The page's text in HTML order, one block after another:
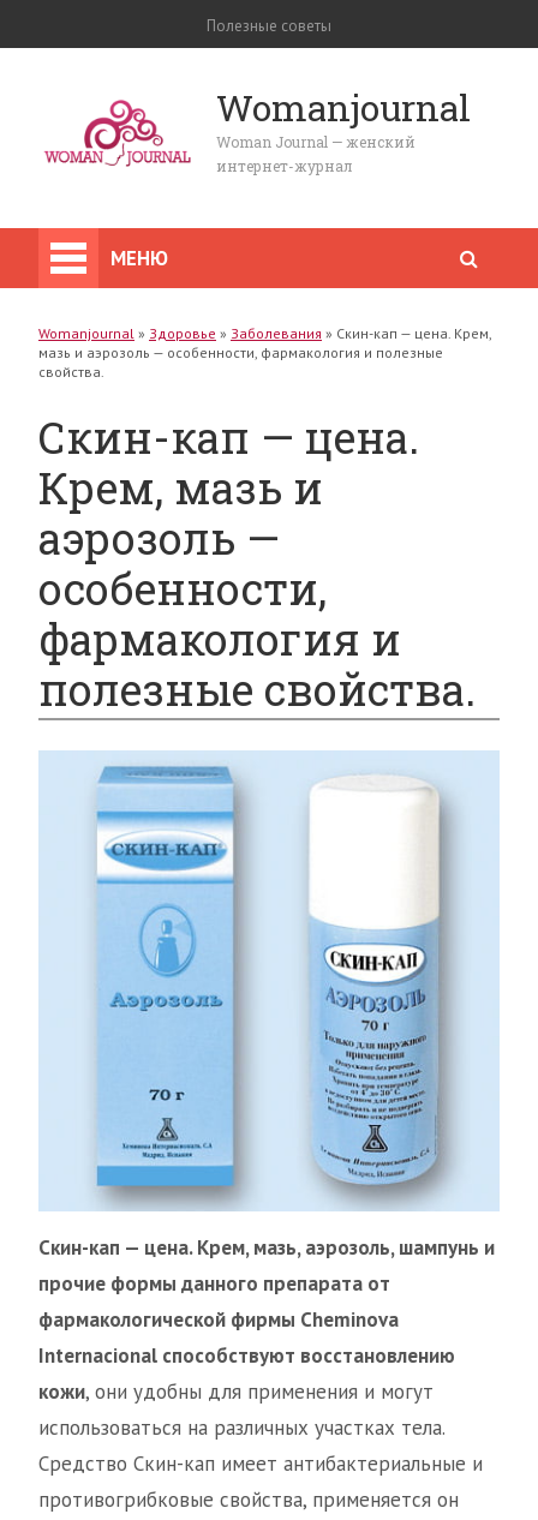
Полезные советы
Womanjournal
Woman Journal — женский
интернет-журнал
МЕНЮ
Womanjournal » Здоровье » Заболевания » Скин-кап — цена. Крем,
мазь и аэрозоль — особенности, фармакология и полезные
свойства.
Скин-кап — цена.
Крем, мазь и
аэрозоль —
особенности,
фармакология и
полезные свойства.
Скин-кап — цена. Крем, мазь, аэрозоль, шампунь и
прочие формы данного препарата от
фармакологической фирмы Cheminova
Internacional способствуют восстановлению
кожи, они удобны для применения и могут
использоваться на различных участках тела.
Средство Скин-кап имеет антибактериальные и
противогрибковые свойства, применяется он